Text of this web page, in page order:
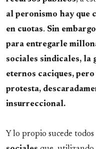
al peronismo hay que
en cuotas. Sin
para entregarle
sociales sindicales, la
eternos caciques,
protesta,
insurreccional.
Y lo propio sucede